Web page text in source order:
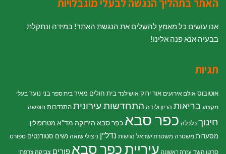
האתר בתהליך הנגשה לבעלי מוגבלויות
אנו עושים כל מאמץ להשלים את הנגשת האתר! במידה ונתקלת
בבעיה אנא פנה אלינו!
תגיות
אוטובוס אולם אירועים אור ירוק אושילנד בית חולים מאיר בית ספר בני נוער בעלי
מקצוע בריאות הריון ולידה התחדשות עירוניתהתנדבות חופשה
חינוך כלכלה כפר סבא כפר סבא הירוקה מד"א מטרופולין
מסעדות משטרה משטרת ישראל נגישות נדל"ן ניצולי שואה נשים סטודנטים ספורט
סרטן השד עזרה ראשונה עיריית כפר סבא פורים צביקה צרפתי